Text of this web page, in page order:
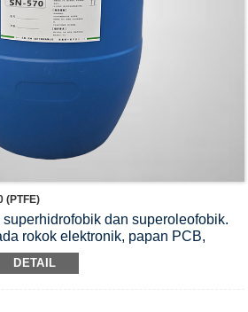
(PTFE)
dan superoleofobik.
rokok elektronik, papan PCB,
dan penutup telinga.
tahan karat MIC, jaring poliester,
DETAIL